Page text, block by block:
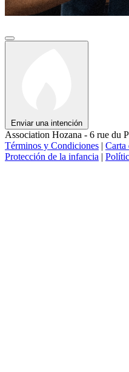
Enviar una intención
Association Hozana - 6 rue du
Términos y Condiciones
Carta
Protección de la infancia